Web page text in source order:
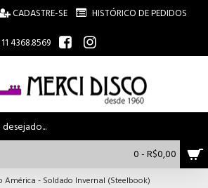
CADASTRE-SE
HISTÓRICO DE PEDIDOS
11 4368.8569
0 - R$0,00
América - Soldado Invernal (Steelbook)